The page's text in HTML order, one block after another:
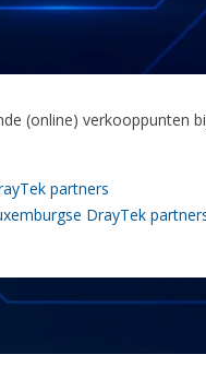
(online) verkooppunten
partners
DrayTek